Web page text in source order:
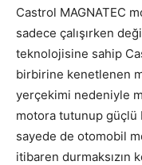
Castrol MAGNATEC
sadece çalışırken
teknolojisine sahip
birbirine kenetlenen
yerçekimi nedeniyle
motora tutunup güçlü
sayede de otomobil
itibaren durmaksızın